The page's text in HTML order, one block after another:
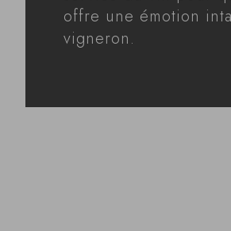
offre une émotion
vigneron.